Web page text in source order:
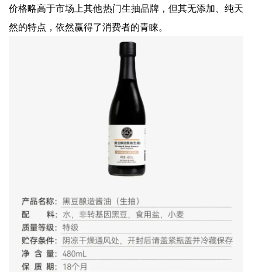
价格略高于市场上其他热门生抽品牌，但其无添加、纯天
然的特点，依然赢得了消费者的青睐。